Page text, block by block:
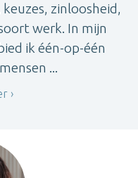
zinloosheid,
werk. In mijn
ik één-op-één
...